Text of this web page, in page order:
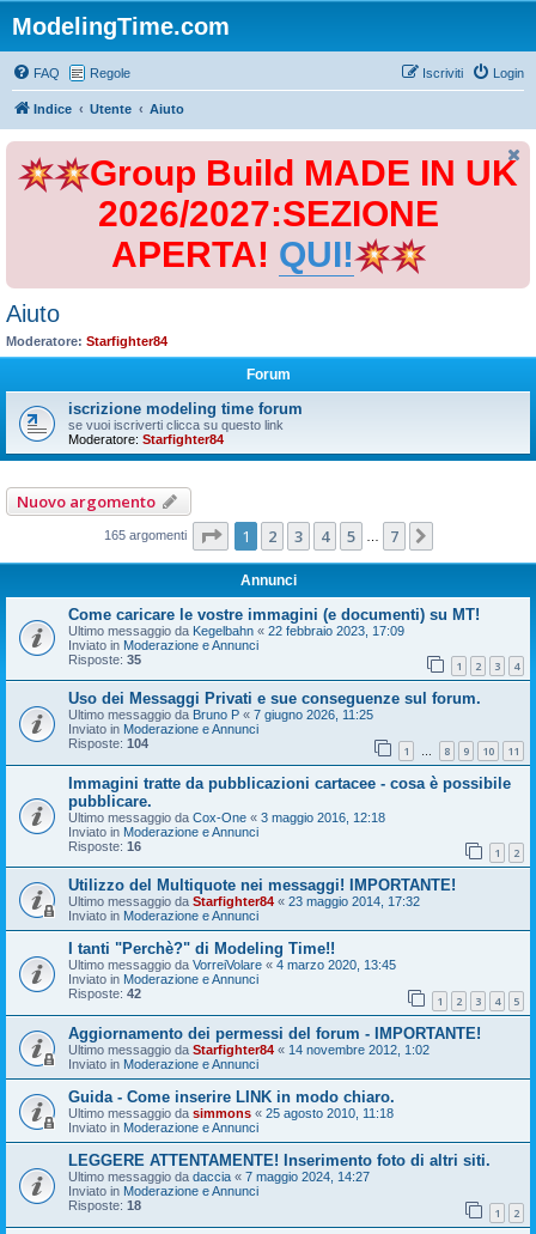
ModelingTime.com
FAQ Regole Login
Iscriviti
Indice Utente Aiuto
Group Build MADE IN UK
2026/2027:SEZIONE
APERTA! QUI!
Aiuto
Moderatore: Starfighter84
Forum
iscrizione modeling time forum
se vuoi iscriverti clicca su questo link
Moderatore: Starfighter84
Nuovo argomento
165 argomenti Pagina di
1 2 3 4 5 7
Annunci
Come caricare le vostre immagini (e documenti) su MT!
Ultimo messaggio da Kegelbahn « 22 febbraio 2023, 17:09
Inviato in Moderazione e Annunci
Risposte: 35 1 2 3 4
Uso dei Messaggi Privati e sue conseguenze sul forum.
Ultimo messaggio da Bruno P « 7 giugno 2026, 11:25
Inviato in Moderazione e Annunci
Risposte: 104 1 … 8 9 10 11
Immagini tratte da pubblicazioni cartacee - cosa è possibile
pubblicare.
Ultimo messaggio da Cox-One « 3 maggio 2016, 12:18
Inviato in Moderazione e Annunci
Risposte: 16 1 2
Utilizzo del Multiquote nei messaggi! IMPORTANTE!
Ultimo messaggio da Starfighter84 « 23 maggio 2014, 17:32
Inviato in Moderazione e Annunci
I tanti "Perchè?" di Modeling Time!!
Ultimo messaggio da VorreiVolare « 4 marzo 2020, 13:45
Inviato in Moderazione e Annunci
Risposte: 42 1 2 3 4 5
Aggiornamento dei permessi del forum - IMPORTANTE!
Ultimo messaggio da Starfighter84 « 14 novembre 2012, 1:02
Inviato in Moderazione e Annunci
Guida - Come inserire LINK in modo chiaro.
Ultimo messaggio da simmons « 25 agosto 2010, 11:18
Inviato in Moderazione e Annunci
LEGGERE ATTENTAMENTE! Inserimento foto di altri siti.
Ultimo messaggio da daccia « 7 maggio 2024, 14:27
Inviato in Moderazione e Annunci
Risposte: 18 1 2